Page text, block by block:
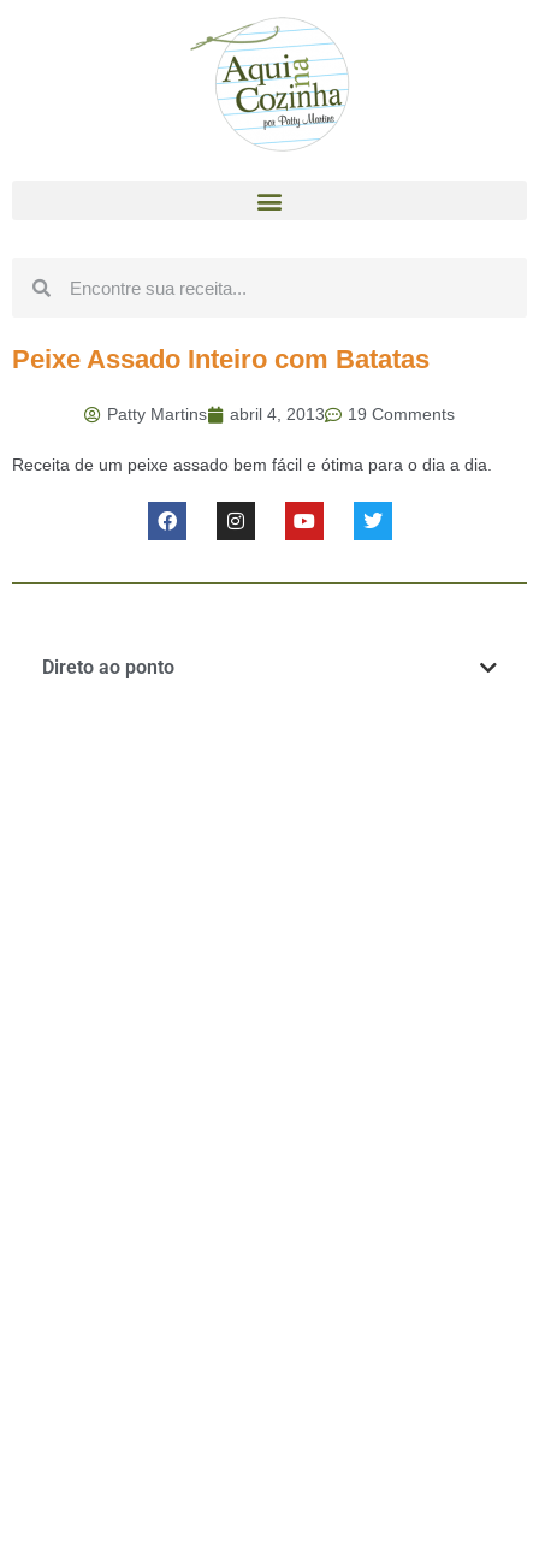
Peixe Assado Inteiro com Batatas
Patty Martins abril 4, 2013 19 Comments
Receita de um peixe assado bem fácil e ótima para o dia a dia.
Direto ao ponto